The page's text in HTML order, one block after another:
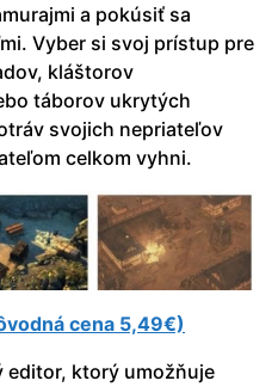
a pokúsiť sa
Vyber si svoj prístup pre
kláštorov
táborov ukrytých
svojich nepriateľov
celkom vyhni.
cena 5,49€)
editor, ktorý umožňuje